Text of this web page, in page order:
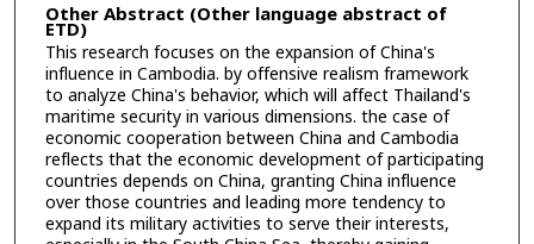
Other Abstract (Other language abstract of
ETD)
This research focuses on the expansion of China's
influence in Cambodia. by offensive realism framework
to analyze China's behavior, which will affect Thailand's
maritime security in various dimensions. the case of
economic cooperation between China and Cambodia
reflects that the economic development of participating
countries depends on China, granting China influence
over those countries and leading more tendency to
expand its military activities to serve their interests,